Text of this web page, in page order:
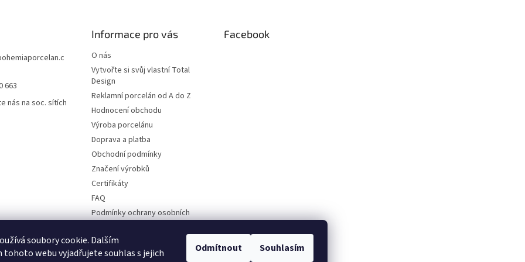
soubory cookie. Dalším
tohoto webu vyjadřujete souhlas s jejich
Odmítnout Souhlasím
663
nás na soc. sítích
Informace pro vás
O nás
Vytvořte si svůj vlastní Total
Design
Reklamní porcelán od A do Z
Hodnocení obchodu
Výroba porcelánu
Doprava a platba
Obchodní podmínky
Značení výrobků
Certifikáty
FAQ
Podmínky ochrany osobních
údajů
Ruční malba
Kontakty
Facebook